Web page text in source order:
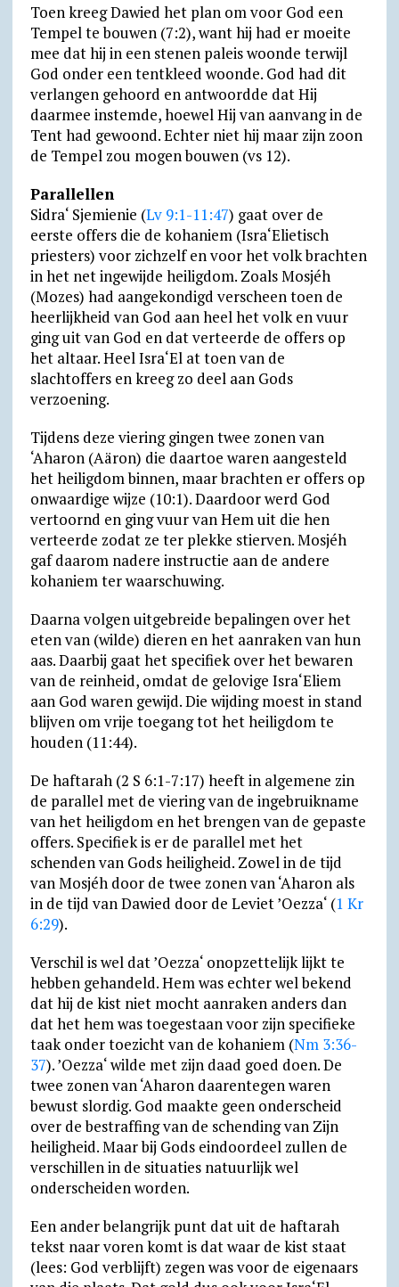
Toen kreeg Dawied het plan om voor God een
Tempel te bouwen (7:2), want hij had er moeite
mee dat hij in een stenen paleis woonde terwijl
God onder een tentkleed woonde. God had dit
verlangen gehoord en antwoordde dat Hij
daarmee instemde, hoewel Hij van aanvang in de
Tent had gewoond. Echter niet hij maar zijn zoon
de Tempel zou mogen bouwen (vs 12).
Parallellen
Sidra‘ Sjemienie (Lv 9:1-11:47) gaat over de
eerste offers die de kohaniem (Isra‘Elietisch
priesters) voor zichzelf en voor het volk brachten
in het net ingewijde heiligdom. Zoals Mosjéh
(Mozes) had aangekondigd verscheen toen de
heerlijkheid van God aan heel het volk en vuur
ging uit van God en dat verteerde de offers op
het altaar. Heel Isra‘El at toen van de
slachtoffers en kreeg zo deel aan Gods
verzoening.
Tijdens deze viering gingen twee zonen van
‘Aharon (Aäron) die daartoe waren aangesteld
het heiligdom binnen, maar brachten er offers op
onwaardige wijze (10:1). Daardoor werd God
vertoornd en ging vuur van Hem uit die hen
verteerde zodat ze ter plekke stierven. Mosjéh
gaf daarom nadere instructie aan de andere
kohaniem ter waarschuwing.
Daarna volgen uitgebreide bepalingen over het
eten van (wilde) dieren en het aanraken van hun
aas. Daarbij gaat het specifiek over het bewaren
van de reinheid, omdat de gelovige Isra‘Eliem
aan God waren gewijd. Die wijding moest in stand
blijven om vrije toegang tot het heiligdom te
houden (11:44).
De haftarah (2 S 6:1-7:17) heeft in algemene zin
de parallel met de viering van de ingebruikname
van het heiligdom en het brengen van de gepaste
offers. Specifiek is er de parallel met het
schenden van Gods heiligheid. Zowel in de tijd
van Mosjéh door de twee zonen van ‘Aharon als
in de tijd van Dawied door de Leviet ’Oezza‘ (1 Kr
6:29).
Verschil is wel dat ’Oezza‘ onopzettelijk lijkt te
hebben gehandeld. Hem was echter wel bekend
dat hij de kist niet mocht aanraken anders dan
dat het hem was toegestaan voor zijn specifieke
taak onder toezicht van de kohaniem (Nm 3:36-
37). ’Oezza‘ wilde met zijn daad goed doen. De
twee zonen van ‘Aharon daarentegen waren
bewust slordig. God maakte geen onderscheid
over de bestraffing van de schending van Zijn
heiligheid. Maar bij Gods eindoordeel zullen de
verschillen in de situaties natuurlijk wel
onderscheiden worden.
Een ander belangrijk punt dat uit de haftarah
tekst naar voren komt is dat waar de kist staat
(lees: God verblijft) zegen was voor de eigenaars